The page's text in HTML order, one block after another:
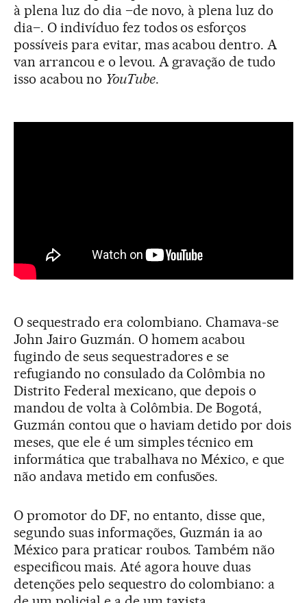
à plena luz do dia –de novo, à plena luz do
dia–. O indivíduo fez todos os esforços
possíveis para evitar, mas acabou dentro. A
van arrancou e o levou. A gravação de tudo
isso acabou no YouTube.
O sequestrado era colombiano. Chamava-se
John Jairo Guzmán. O homem acabou
fugindo de seus sequestradores e se
refugiando no consulado da Colômbia no
Distrito Federal mexicano, que depois o
mandou de volta à Colômbia. De Bogotá,
Guzmán contou que o haviam detido por dois
meses, que ele é um simples técnico em
informática que trabalhava no México, e que
não andava metido em confusões.
O promotor do DF, no entanto, disse que,
segundo suas informações, Guzmán ia ao
México para praticar roubos. Também não
especificou mais. Até agora houve duas
detenções pelo sequestro do colombiano: a